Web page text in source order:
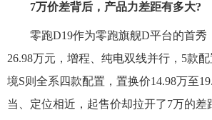
7万价差背后，产品力差距有多大?
零跑D19作为零跑旗舰D平台的首秀
26.98万元，增程、纯电双线并行，5款
境S则全系四款配置，置换价14.98万至
当、定位相近，起售价却拉开了7万的差